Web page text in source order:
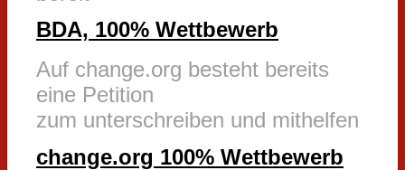
BDA, 100% Wettbewerb
Auf change.org besteht bereits
eine Petition
zum unterschreiben und mithelfen
change.org 100% Wettbewerb